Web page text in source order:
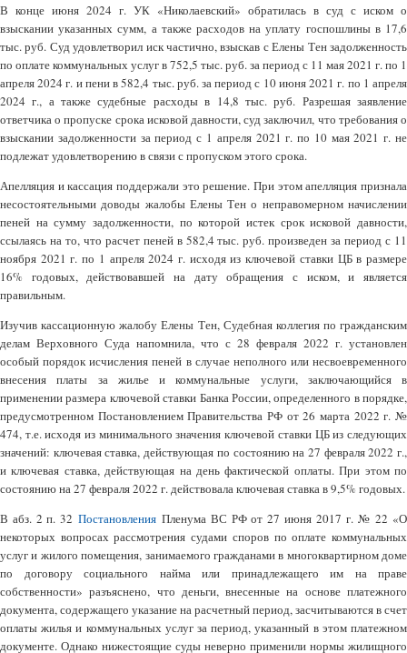
В конце июня 2024 г. УК «Николаевский» обратилась в суд с иском о
взыскании указанных сумм, а также расходов на уплату госпошлины в 17,6
тыс. руб. Суд удовлетворил иск частично, взыскав с Елены Тен задолженность
по оплате коммунальных услуг в 752,5 тыс. руб. за период с 11 мая 2021 г. по 1
апреля 2024 г. и пени в 582,4 тыс. руб. за период с 10 июня 2021 г. по 1 апреля
2024 г., а также судебные расходы в 14,8 тыс. руб. Разрешая заявление
ответчика о пропуске срока исковой давности, суд заключил, что требования о
взыскании задолженности за период с 1 апреля 2021 г. по 10 мая 2021 г. не
подлежат удовлетворению в связи с пропуском этого срока.
Апелляция и кассация поддержали это решение. При этом апелляция признала
несостоятельными доводы жалобы Елены Тен о неправомерном начислении
пеней на сумму задолженности, по которой истек срок исковой давности,
ссылаясь на то, что расчет пеней в 582,4 тыс. руб. произведен за период с 11
ноября 2021 г. по 1 апреля 2024 г. исходя из ключевой ставки ЦБ в размере
16% годовых, действовавшей на дату обращения с иском, и является
правильным.
Изучив кассационную жалобу Елены Тен, Судебная коллегия по гражданским
делам Верховного Суда напомнила, что с 28 февраля 2022 г. установлен
особый порядок исчисления пеней в случае неполного или несвоевременного
внесения платы за жилье и коммунальные услуги, заключающийся в
применении размера ключевой ставки Банка России, определенного в порядке,
предусмотренном Постановлением Правительства РФ от 26 марта 2022 г. №
474, т.е. исходя из минимального значения ключевой ставки ЦБ из следующих
значений: ключевая ставка, действующая по состоянию на 27 февраля 2022 г.,
и ключевая ставка, действующая на день фактической оплаты. При этом по
состоянию на 27 февраля 2022 г. действовала ключевая ставка в 9,5% годовых.
В абз. 2 п. 32Постановления Пленума ВС РФ от 27 июня 2017 г. № 22 «О
некоторых вопросах рассмотрения судами споров по оплате коммунальных
услуг и жилого помещения, занимаемого гражданами в многоквартирном доме
по договору социального найма или принадлежащего им на праве
собственности» разъяснено, что деньги, внесенные на основе платежного
документа, содержащего указание на расчетный период, засчитываются в счет
оплаты жилья и коммунальных услуг за период, указанный в этом платежном
документе. Однако нижестоящие суды неверно применили нормы жилищного